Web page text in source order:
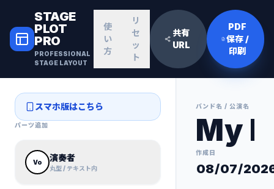
STAGE
PLOT
PRO
PROFESSIONAL
STAGE LAYOUT
使
い
方
リ
セ
ッ
ト
共有
URL
PDF
保存 /
印刷
スマホ版はこちら
パーツ追加
Vo 演奏者
丸型 / テキスト内
バンド名 / 公演名
作成日